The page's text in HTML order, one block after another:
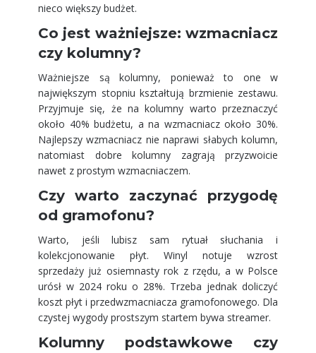
nieco większy budżet.
Co jest ważniejsze: wzmacniacz
czy kolumny?
Ważniejsze są kolumny, ponieważ to one w
największym stopniu kształtują brzmienie zestawu.
Przyjmuje się, że na kolumny warto przeznaczyć
około 40% budżetu, a na wzmacniacz około 30%.
Najlepszy wzmacniacz nie naprawi słabych kolumn,
natomiast dobre kolumny zagrają przyzwoicie
nawet z prostym wzmacniaczem.
Czy warto zaczynać przygodę
od gramofonu?
Warto, jeśli lubisz sam rytuał słuchania i
kolekcjonowanie płyt. Winyl notuje wzrost
sprzedaży już osiemnasty rok z rzędu, a w Polsce
urósł w 2024 roku o 28%. Trzeba jednak doliczyć
koszt płyt i przedwzmacniacza gramofonowego. Dla
czystej wygody prostszym startem bywa streamer.
Kolumny podstawkowe czy